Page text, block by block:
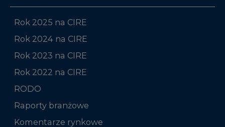
Rok 2025 na CIRE
Rok 2024 na CIRE
Rok 2023 na CIRE
Rok 2022 na CIRE
RODO
Raporty branżowe
Komentarze rynkowe